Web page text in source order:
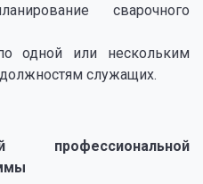
сварочного
одной или нескольким
служащих.
профессиональной